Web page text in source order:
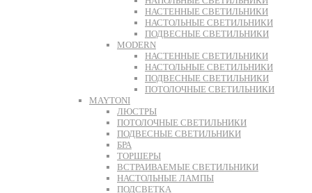
НАСТЕННЫЕ СВЕТИЛЬНИКИ
НАСТОЛЬНЫЕ СВЕТИЛЬНИКИ
ПОДВЕСНЫЕ СВЕТИЛЬНИКИ
MODERN
НАСТЕННЫЕ СВЕТИЛЬНИКИ
НАСТОЛЬНЫЕ СВЕТИЛЬНИКИ
ПОДВЕСНЫЕ СВЕТИЛЬНИКИ
ПОТОЛОЧНЫЕ СВЕТИЛЬНИКИ
MAYTONI
ЛЮСТРЫ
ПОТОЛОЧНЫЕ СВЕТИЛЬНИКИ
ПОДВЕСНЫЕ СВЕТИЛЬНИКИ
БРА
ТОРШЕРЫ
ВСТРАИВАЕМЫЕ СВЕТИЛЬНИКИ
НАСТОЛЬНЫЕ ЛАМПЫ
ПОДСВЕТКА